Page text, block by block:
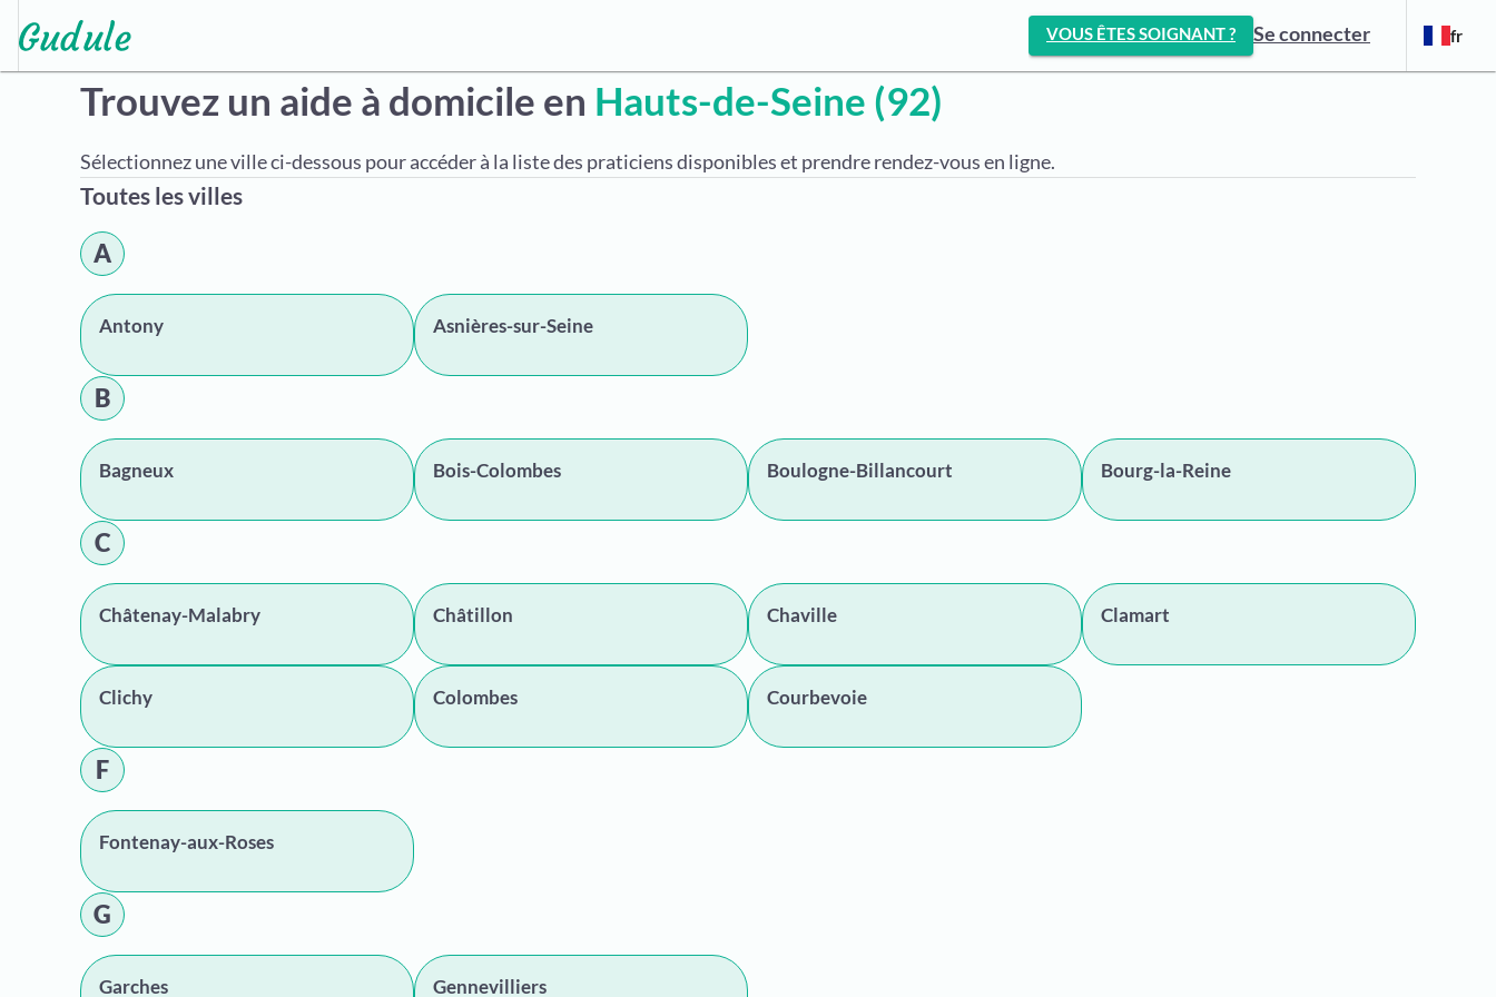
VOUS ÊTES SOIGNANT ? Se connecter fr
Trouvez un aide à domicile en Hauts-de-Seine (92)
Sélectionnez une ville ci-dessous pour accéder à la liste des praticiens disponibles et prendre rendez-vous en ligne.
Toutes les villes
A
Antony Asnières-sur-Seine
B
Bagneux Bois-Colombes Boulogne-Billancourt Bourg-la-Reine
C
Châtenay-Malabry Châtillon Chaville Clamart
Clichy Colombes Courbevoie
F
Fontenay-aux-Roses
G
Garches Gennevilliers